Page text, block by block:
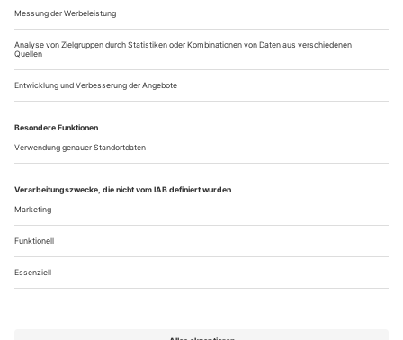
Es stoffmenschelt
Hauptmann «Die Ratten» in Freiburg
Überregional wahrgenommen für seinen Diskussionsanstoß
zur Zukunft des Stadttheaters, hat das Theater Freiburg
momentan nur ein Sorgenkind: das Kleine Haus, das
eigentliche Domizil des Schauspiels. Man habe, sagte
Intendantin Barbara Mundel der örtlichen Zeitung, den
Bogen vielleicht mit «zu vielen un­bekannten Stücken»
überspannt, das Haus war zuletzt nur zu 65...
Über uns Kontakt Kritikerumfrage Newsletter